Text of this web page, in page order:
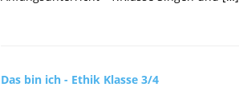
Das bin ich - Ethik Klasse 3/4